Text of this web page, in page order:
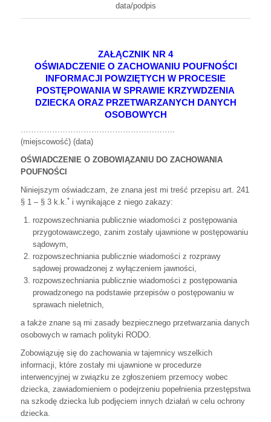
data/podpis
ZAŁĄCZNIK NR 4
OŚWIADCZENIE O ZACHOWANIU POUFNOŚCI
INFORMACJI POWZIĘTYCH W PROCESIE
POSTĘPOWANIA W SPRAWIE KRZYWDZENIA
DZIECKA ORAZ PRZETWARZANYCH DANYCH
OSOBOWYCH
…………………………………………………..
(miejscowość) (data)
OŚWIADCZENIE O ZOBOWIĄZANIU DO ZACHOWANIA
POUFNOŚCI
Niniejszym oświadczam, że znana jest mi treść przepisu art. 241
§ 1 – § 3 k.k.* i wynikające z niego zakazy:
rozpowszechniania publicznie wiadomości z postępowania
przygotowawczego, zanim zostały ujawnione w postępowaniu
sądowym,
rozpowszechniania publicznie wiadomości z rozprawy
sądowej prowadzonej z wyłączeniem jawności,
rozpowszechniania publicznie wiadomości z postępowania
prowadzonego na podstawie przepisów o postępowaniu w
sprawach nieletnich,
a także znane są mi zasady bezpiecznego przetwarzania danych
osobowych w ramach polityki RODO.
Zobowiązuję się do zachowania w tajemnicy wszelkich
informacji, które zostały mi ujawnione w procedurze
interwencyjnej w związku ze zgłoszeniem przemocy wobec
dziecka, zawiadomieniem o podejrzeniu popełnienia przestępstwa
na szkodę dziecka lub podjęciem innych działań w celu ochrony
dziecka.